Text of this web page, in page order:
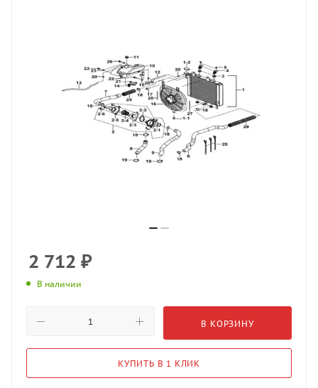
2 712 ₽
В наличии
В КОРЗИНУ
КУПИТЬ В 1 КЛИК